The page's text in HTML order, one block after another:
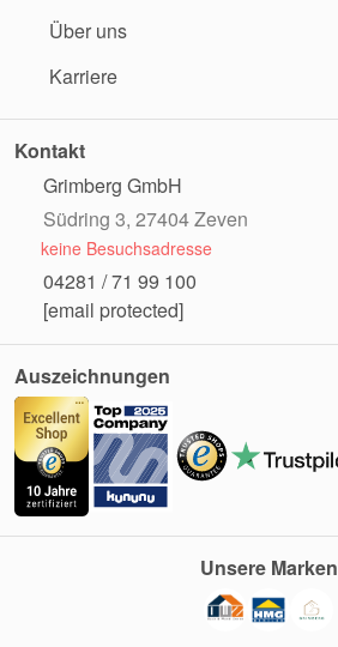
Über uns
Karriere
Kontakt
Grimberg GmbH
Südring 3, 27404 Zeven
keine Besuchsadresse
04281 / 71 99 100
[email protected]
Auszeichnungen
Unsere Marken